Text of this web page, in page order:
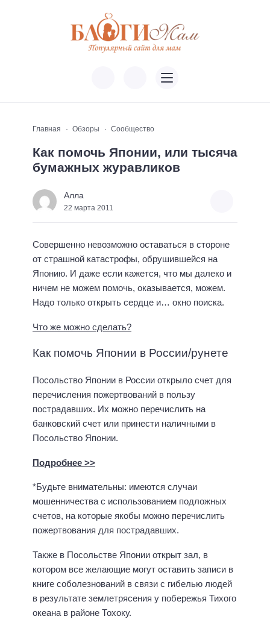
Главная Обзоры Сообщество
Как помочь Японии, или тысяча
бумажных журавликов
Алла
22 марта 2011
Совершенно невозможно оставаться в стороне
от страшной катастрофы, обрушившейся на
Японию. И даже если кажется, что мы далеко и
ничем не можем помочь, оказывается, можем.
Надо только открыть сердце и… окно поиска.
Что же можно сделать?
Как помочь Японии в России/рунете
Посольство Японии в России открыло счет для
перечисления пожертвований в пользу
пострадавших. Их можно перечислить на
банковский счет или принести наличными в
Посольство Японии.
Подробнее >>
*Будьте внимательны: имеются случаи
мошенничества с использованием подложных
счетов, на которые якобы можно перечислить
пожертвования для пострадавших.
Также в Посольстве Японии открыт зал, в
котором все желающие могут оставить записи в
книге соболезнований в связи с гибелью людей
в результате землетрясения у побережья Тихого
океана в районе Тохоку.